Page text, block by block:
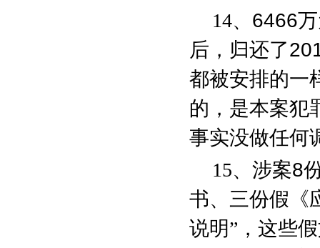
14、 6466
后，归还了
都被安排的一
的，是本案犯
事实没做任何
15、涉案8
书、三份假《
说明”，这些